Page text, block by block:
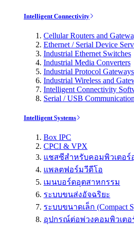
Intelligent Connectivity
Cellular Routers and
Ethernet / Serial Device
Industrial Ethernet Switches
Industrial Media Converters
Industrial Protocol Gateways
Industrial Wireless and
Intelligent Connectivity
Serial / USB
Intelligent Systems
Box IPC
CPCI & VPX
แชสซีสำหรับคอมพิวเตอร์
แพลตฟอร์มวีดีโอ
เมนบอร์ดอุตสาหกรรม
ระบบขนส่งอัจฉริยะ
ระบบขนาดเล็ก (Compact
อุปกรณ์ต่อพ่วงคอมพิวเตอ